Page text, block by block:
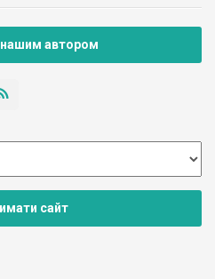
нашим автором
сайт